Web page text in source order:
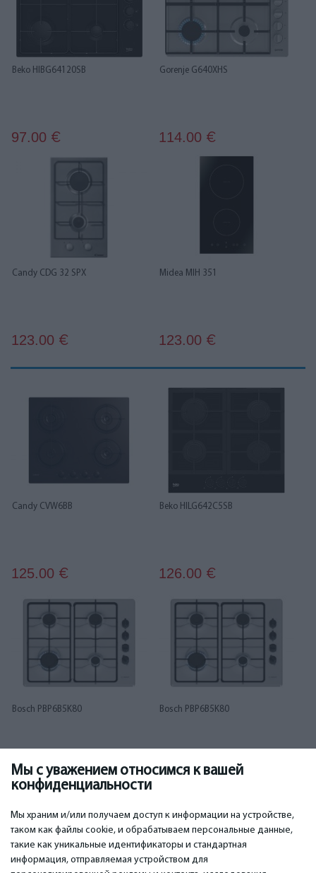
Мы с уважением относимся к вашей
конфиденциальности
Мы храним и/или получаем доступ к информации на устройстве,
таком как файлы cookie, и обрабатываем персональные данные,
такие как уникальные идентификаторы и стандартная
информация, отправляемая устройством для
Beko HIBG64120SB
97.00 €
Gorenje G640XHS
114.00 €
Candy CDG 32 SPX
123.00 €
Midea MIH 351
123.00 €
Candy CVW6BB
125.00 €
Beko HILG642C5SB
126.00 €
Bosch PBP6B5K80
134.00€
Bosch PBP6B5K80
138.00€
1 2 3 4 5 6 ... 16 17